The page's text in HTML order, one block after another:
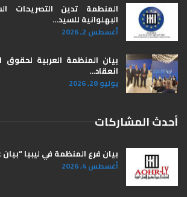
المنطمة تدين التصريحات
البهلوانية للسيد…
أغسطس 2, 2026
بيان المنظمة العربية لحقوق
انعقاد…
يوليو 28, 2026
أحدث المشاركات
بيان فرع المنظمة في ليبيا
أغسطس 4, 2026